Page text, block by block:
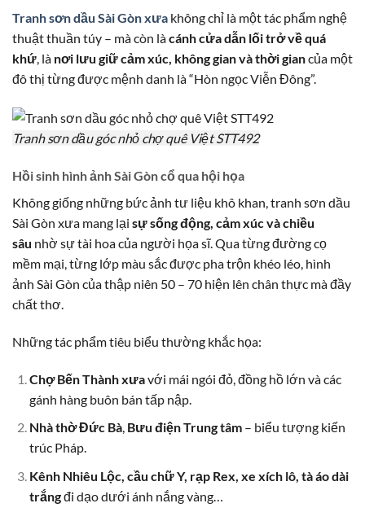
Tranh sơn dầu Sài Gòn xưa không chỉ là một tác phẩm nghệ
thuật thuần túy – mà còn làcánh cửa dẫn lối trở về quá
khứ, là nơi lưu giữ cảm xúc, không gian và thời giancủa một
đô thị từng được mệnh danh là “Hòn ngọc Viễn Đông”.
Tranh sơn dầu góc nhỏ chợ quê Việt STT492
Hồi sinh hình ảnh Sài Gòn cổ qua hội họa
Không giống những bức ảnh tư liệu khô khan, tranh sơn dầu
Sài Gòn xưa mang lại sự sống động, cảm xúc và chiều
sâu nhờ sự tài hoa của người họa sĩ. Qua từng đường cọ
mềm mại, từng lớp màu sắc được pha trộn khéo léo, hình
ảnh Sài Gòn của thập niên 50 – 70 hiện lên chân thực mà đầy
chất thơ.
Những tác phẩm tiêu biểu thường khắc họa:
Chợ Bến Thành xưavới mái ngói đỏ, đồng hồ lớn và các
gánh hàng buôn bán tấp nập.
Nhà thờ Đức Bà, Bưu điện Trung tâm– biểu tượng kiến
trúc Pháp.
Kênh Nhiêu Lộc, cầu chữ Y, rạp Rex, xe xích lô, tà áo dài
trắngđi dạo dưới ánh nắng vàng…